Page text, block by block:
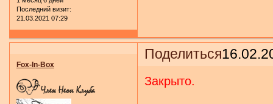
Последний визит:
21.03.2021 07:29
Поделиться
Fox-In-Box
Закрыто.